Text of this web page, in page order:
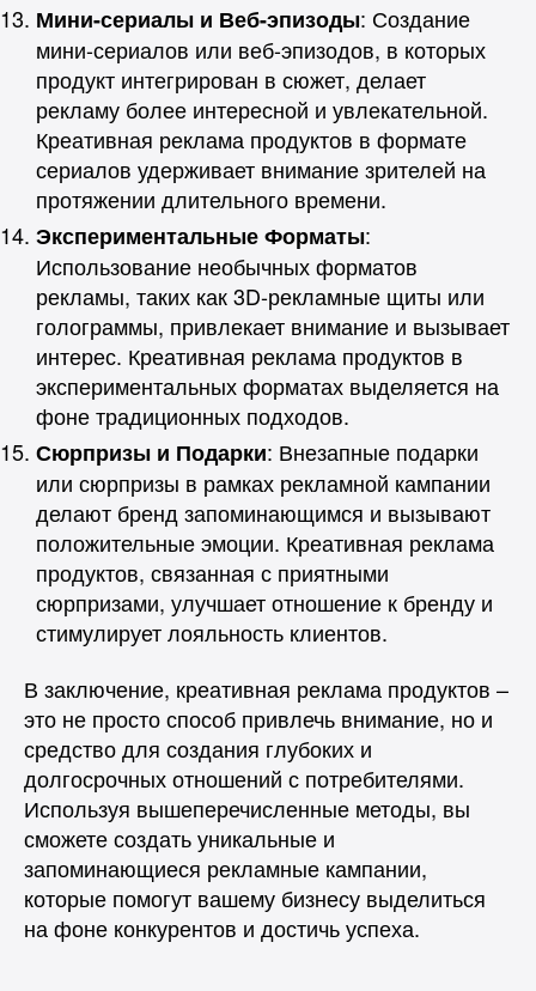
Мини-сериалы и Веб-эпизоды: Создание
мини-сериалов или веб-эпизодов, в которых
продукт интегрирован в сюжет, делает
рекламу более интересной и увлекательной.
Креативная реклама продуктов в формате
сериалов удерживает внимание зрителей на
протяжении длительного времени.
Экспериментальные Форматы:
Использование необычных форматов
рекламы, таких как 3D-рекламные щиты или
голограммы, привлекает внимание и вызывает
интерес. Креативная реклама продуктов в
экспериментальных форматах выделяется на
фоне традиционных подходов.
Сюрпризы и Подарки: Внезапные подарки
или сюрпризы в рамках рекламной кампании
делают бренд запоминающимся и вызывают
положительные эмоции. Креативная реклама
продуктов, связанная с приятными
сюрпризами, улучшает отношение к бренду и
стимулирует лояльность клиентов.
В заключение, креативная реклама продуктов –
это не просто способ привлечь внимание, но и
средство для создания глубоких и
долгосрочных отношений с потребителями.
Используя вышеперечисленные методы, вы
сможете создать уникальные и
запоминающиеся рекламные кампании,
которые помогут вашему бизнесу выделиться
на фоне конкурентов и достичь успеха.